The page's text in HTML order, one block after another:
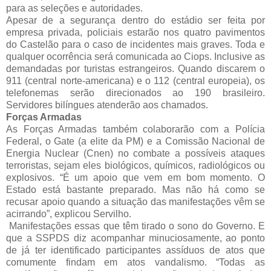
para as seleções e autoridades.
Apesar de a segurança dentro do estádio ser feita por
empresa privada, policiais estarão nos quatro pavimentos
do Castelão para o caso de incidentes mais graves. Toda e
qualquer ocorrência será comunicada ao Ciops. Inclusive as
demandadas por turistas estrangeiros. Quando discarem o
911 (central norte-americana) e o 112 (central europeia), os
telefonemas serão direcionados ao 190 brasileiro.
Servidores bilíngues atenderão aos chamados.
Forças Armadas
As Forças Armadas também colaborarão com a Polícia
Federal, o Gate (a elite da PM) e a Comissão Nacional de
Energia Nuclear (Cnen) no combate a possíveis ataques
terroristas, sejam eles biológicos, químicos, radiológicos ou
explosivos. “É um apoio que vem em bom momento. O
Estado está bastante preparado. Mas não há como se
recusar apoio quando a situação das manifestações vêm se
acirrando”, explicou Servilho.
Manifestações essas que têm tirado o sono do Governo. E
que a SSPDS diz acompanhar minuciosamente, ao ponto
de já ter identificado participantes assíduos de atos que
comumente findam em atos vandalismo. “Todas as